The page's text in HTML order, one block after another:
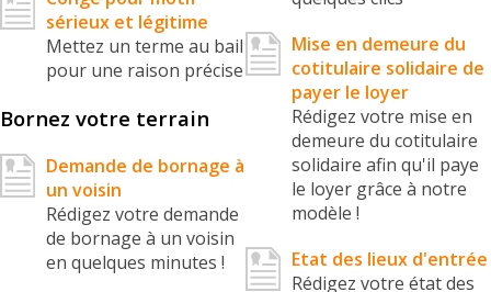
sérieux et légitime
Mettez un terme au bail
pour une raison précise
Bornez votre terrain
Demande de bornage à
un voisin
Rédigez votre demande
de bornage à un voisin
en quelques minutes !
Mise en demeure du
cotitulaire solidaire de
payer le loyer
Rédigez votre mise en
demeure du cotitulaire
solidaire afin qu'il paye
le loyer grâce à notre
modèle !
Etat des lieux d'entrée
Rédigez votre état des